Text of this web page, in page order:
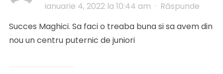
ianuarie 4, 2022 la 10:44 am · Răspunde
Succes Maghici. Sa faci o treaba buna si sa avem din
nou un centru puternic de juniori